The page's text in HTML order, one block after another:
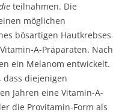
teilnahmen. Die
möglichen
bösartigen Hautkrebses
A-Präparaten. Nach
ein Melanom entwickelt.
dass diejenigen
Jahren eine Vitamin-A-
die Provitamin-Form als